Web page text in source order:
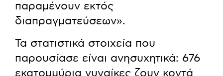
παραμένουν εκτός
διαπραγματεύσεων».
Τα στατιστικά στοιχεία που
παρουσίασε είναι ανησυχητικά: 676
εκατομμύρια γυναίκες ζουν κοντά